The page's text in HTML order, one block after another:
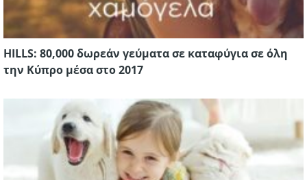
HILLS: 80,000 δωρεάν γεύματα σε καταφύγια σε όλη
την Κύπρο μέσα στο 2017